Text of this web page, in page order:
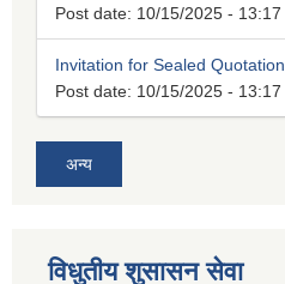
Post date: 10/15/2025 - 13:17
Invitation for Sealed Quotation
Post date: 10/15/2025 - 13:17
अन्य
विधुतीय शुसासन सेवा